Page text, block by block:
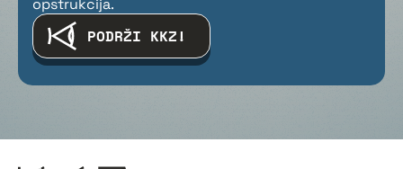
opstrukcija.
PODRŽI KKZ!